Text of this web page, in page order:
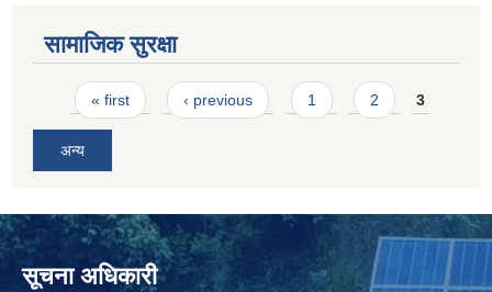
सामाजिक सुरक्षा
Pages
« first ‹ previous 1 2 3
अन्य
सूचना अधिकारी